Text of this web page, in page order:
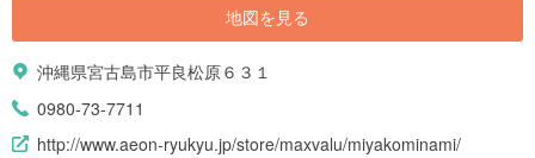
地図を見る
沖縄県宮古島市平良松原６３１
0980-73-7711
http://www.aeon-ryukyu.jp/store/maxvalu/miyakominami/